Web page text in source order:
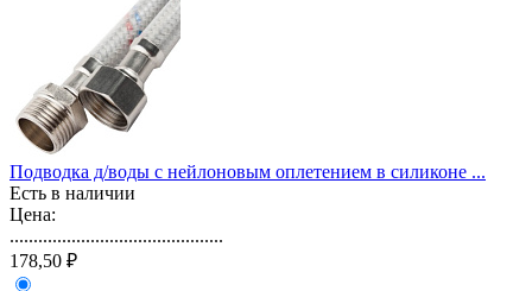
Подводка д/воды с нейлоновым оплетением в силиконе ...
Есть в наличии
Цена:
.............................................
178,50 ₽